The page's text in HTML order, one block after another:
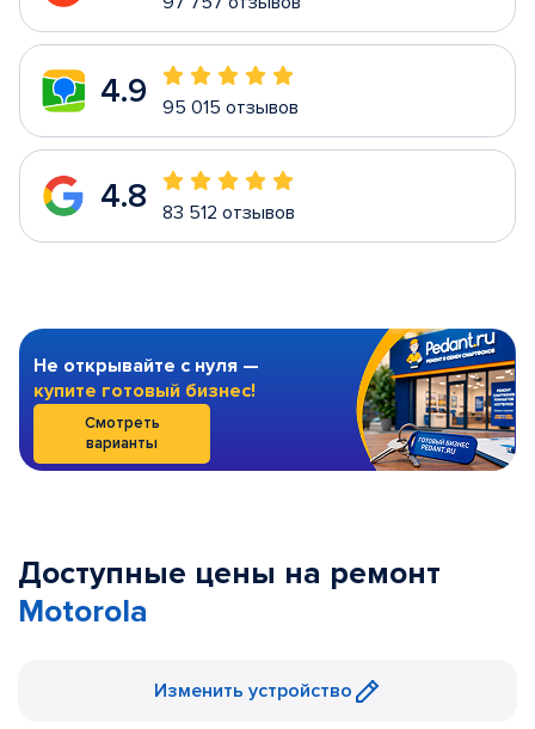
4.9 95 015 отзывов
4.8 83 512 отзывов
Не открывайте с нуля —
купите готовый бизнес!
Смотреть
варианты
Доступные цены на ремонт
Motorola
Изменить устройство